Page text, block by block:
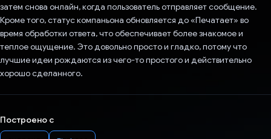
затем снова онлайн, когда пользователь отправляет сообщение.
Кроме того, статус компаньона обновляется до «Печатает» во
время обработки ответа, что обеспечивает более знакомое и
теплое ощущение. Это довольно просто и гладко, потому что
лучшие идеи рождаются из чего-то простого и действительно
хорошо сделанного.
Построено с